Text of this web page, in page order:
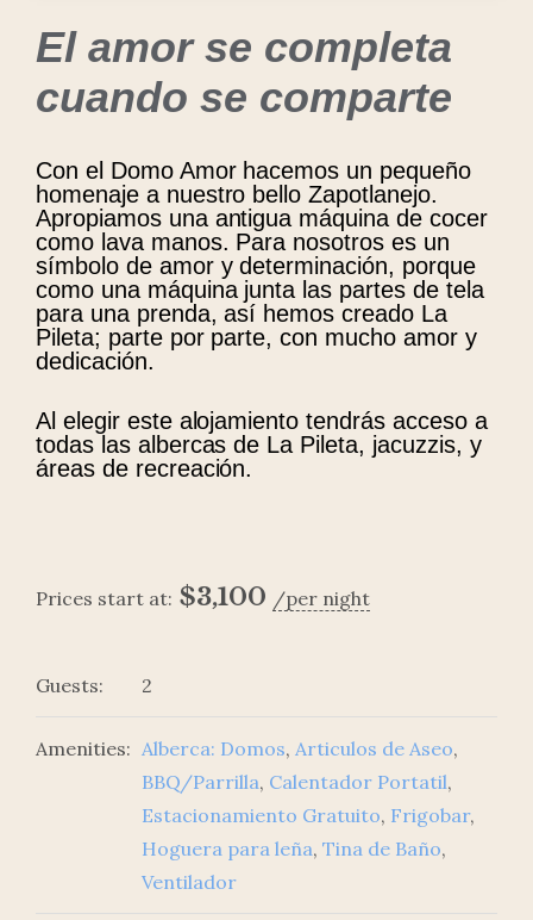
El amor se completa
cuando se comparte
Con el Domo Amor hacemos un pequeño
homenaje a nuestro bello Zapotlanejo.
Apropiamos una antigua máquina de cocer
como lava manos. Para nosotros es un
símbolo de amor y determinación, porque
como una máquina junta las partes de tela
para una prenda, así hemos creado La
Pileta; parte por parte, con mucho amor y
dedicación.
Al elegir este alojamiento tendrás acceso a
todas las albercas de La Pileta, jacuzzis, y
áreas de recreación.
Prices start at: $3,100 per night
Guests: 2
Amenities: Alberca: Domos, Articulos de Aseo,
BBQ/Parrilla, Calentador Portatil,
Estacionamiento Gratuito, Frigobar,
Hoguera para leña, Tina de Baño,
Ventilador